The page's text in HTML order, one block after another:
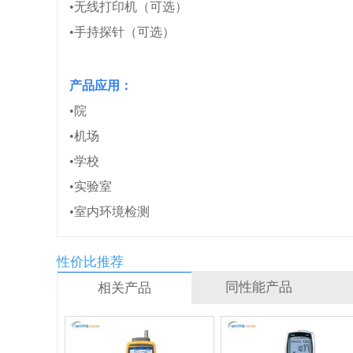
•无线打印机（可选）
•手持探针（可选）
产品应用：
•院
•机场
•学校
•实验室
•室内环境检测
性价比推荐
相关产品
同性能产品